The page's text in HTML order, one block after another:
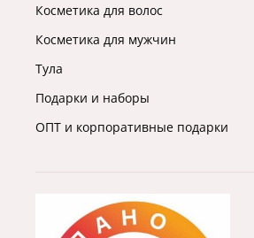
Косметика для волос
Косметика для мужчин
Тула
Подарки и наборы
ОПТ и корпоративные подарки